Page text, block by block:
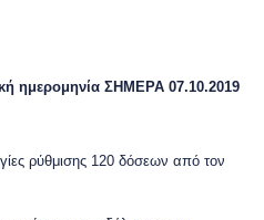
ημερομηνία ΣΗΜΕΡΑ 07.10.2019
ρύθμισης 120 δόσεων από τον